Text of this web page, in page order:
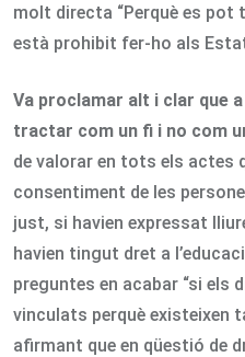
molt directa “Perquè es
està prohibit fer-ho als
Va proclamar alt i clar que
tractar com un fi i no com
de valorar en tots els actes
consentiment de les
just, si havien expressat
havien tingut dret a
preguntes en acabar “si els
vinculats perquè existeixen
afirmant que en qüestió de